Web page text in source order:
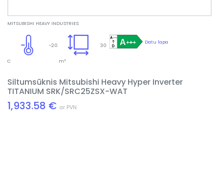
MITSUBISHI HEAVY INDUSTRIES
Datu lapa
30
m²
-20
C
Siltumsūknis Mitsubishi Heavy Hyper Inverter
TITANIUM SRK/SRC25ZSX-WAT
1,933.58 € ar PVN